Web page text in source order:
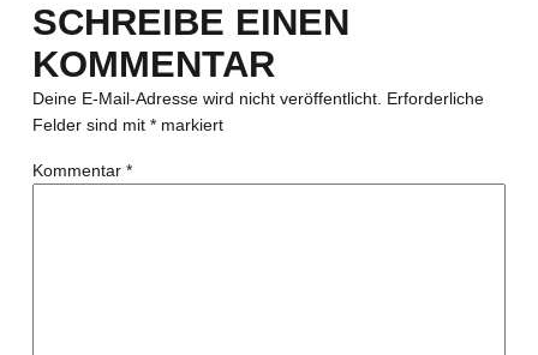
SCHREIBE EINEN
KOMMENTAR
Deine E-Mail-Adresse wird nicht veröffentlicht. Erforderliche
Felder sind mit *markiert
Kommentar *